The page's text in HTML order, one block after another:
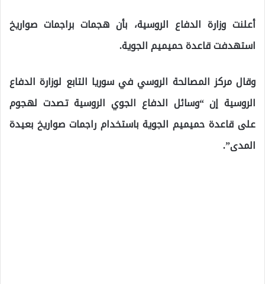
أعلنت وزارة الدفاع الروسية، بأن هجمات براجمات صواريخ
استهدفت قاعدة حميميم الجوية.
وقال مركز المصالحة الروسي في سوريا التابع لوزارة الدفاع
الروسية إن “وسائل الدفاع الجوي الروسية تصدت لهجوم
على قاعدة حميميم الجوية باستخدام راجمات صواريخ بعيدة
المدى”.